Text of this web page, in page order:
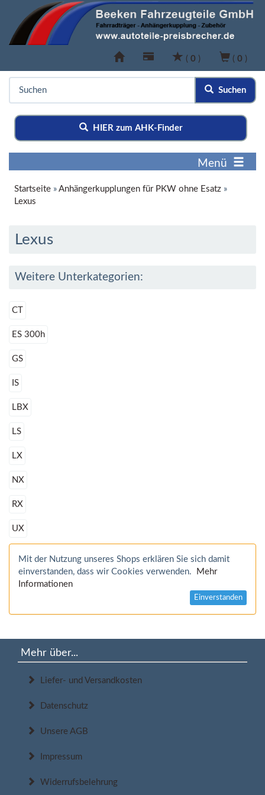
( 0 ) ( 0 )
Suchen
HIER zum AHK-Finder
Menü
Startseite » Anhängerkupplungen für PKW ohne Esatz »
Lexus
Lexus
Weitere Unterkategorien:
CT
ES 300h
GS
IS
LBX
LS
LX
NX
RX
UX
Mit der Nutzung unseres Shops erklären Sie sich damit
einverstanden, dass wir Cookies verwenden.
Mehr
Informationen
Einverstanden
Mehr über...
Liefer- und Versandkosten
Datenschutz
Unsere AGB
Impressum
Widerrufsbelehrung